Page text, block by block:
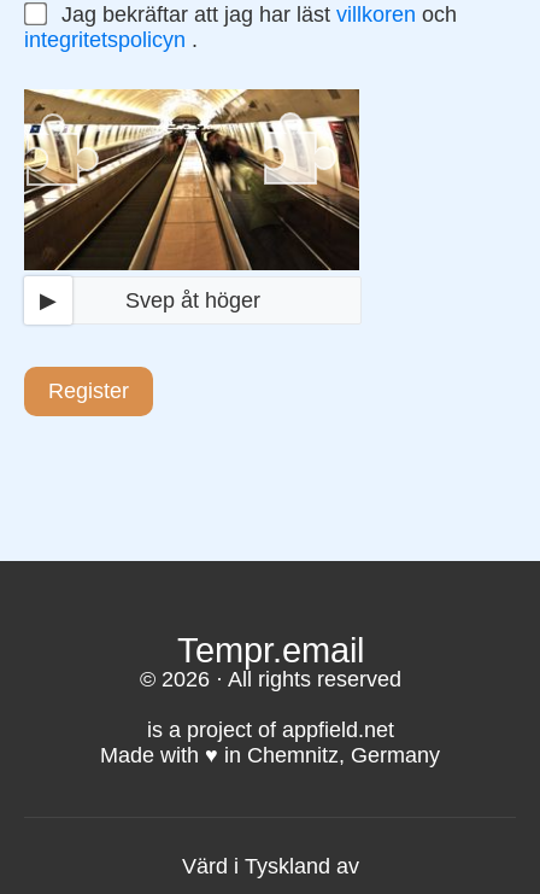
Jag bekräftar att jag har läst villkoren och
integritetspolicyn .
▶ Svep åt höger
Register
Tempr.email
© 2026 · All rights reserved
is a project of appfield.net
Made with ♥️ in Chemnitz, Germany
Värd i Tyskland av